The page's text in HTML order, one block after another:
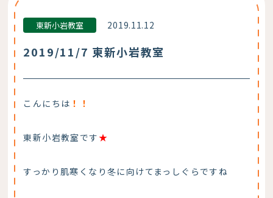
東新小岩教室 2019.11.12
2019/11/7 東新小岩教室
こんにちは ！！
東新小岩教室です★
すっかり肌寒くなり冬に向けてまっしぐらですね